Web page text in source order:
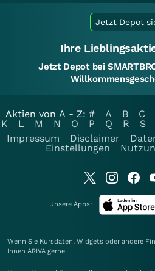
Jetzt Depot
Ihre
Jetzt Depot bei
Aktien von A - Z: # A B C
K
L M N O P Q R S
Impressum
Disclaimer
Einstellungen
Unsere Apps:
Wenn Sie Kursdaten, Widgets oder andere
Ihnen ARIVA gerne.